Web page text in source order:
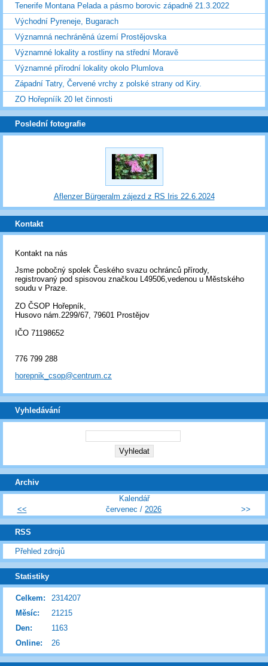
Tenerife Montana Pelada a pásmo borovic západně 21.3.2022
Východní Pyreneje, Bugarach
Významná nechráněná území Prostějovska
Významné lokality a rostliny na střední Moravě
Významné přírodní lokality okolo Plumlova
Západní Tatry, Červené vrchy z polské strany od Kiry.
ZO Hořepníík 20 let činnosti
Poslední fotografie
Aflenzer Bürgeralm zájezd z RS Iris 22.6.2024
Kontakt
Kontakt na nás
Jsme pobočný spolek Českého svazu ochránců přírody,
registrovaný pod spisovou značkou L49506,vedenou u Městského
soudu v Praze.
ZO ČSOP Hořepník,
Husovo nám.2299/67, 79601 Prostějov
IČO 71198652
776 799 288
horepnik_csop@centrum.cz
Vyhledávání
Archiv
Kalendář
<<
červenec / 2026 >>
RSS
Přehled zdrojů
Statistiky
Online: 26
Celkem:
2314207
Měsíc:
21215
Den:
1163